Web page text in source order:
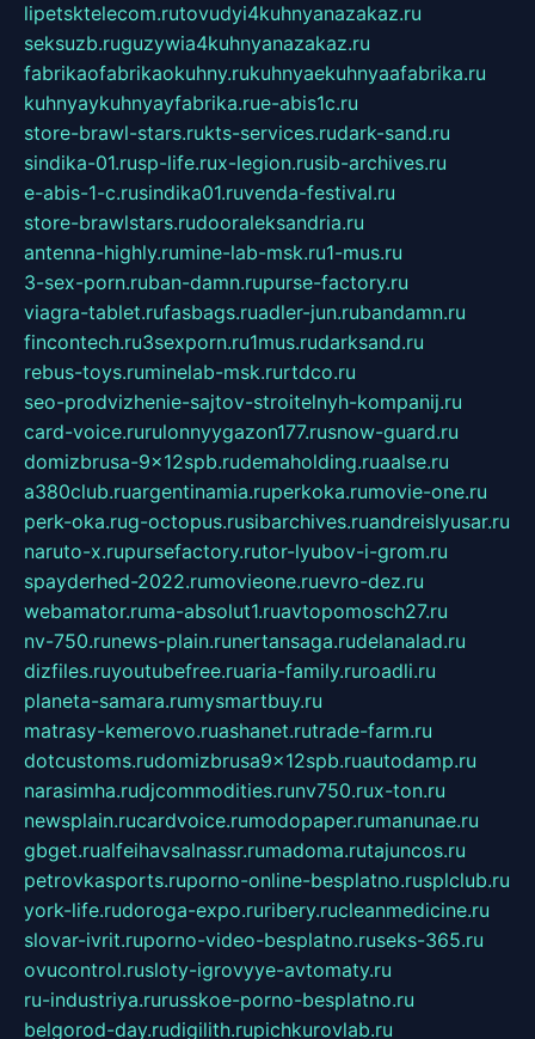
lipetsktelecom.rutovudyi4kuhnyanazakaz.ru
seksuzb.ruguzywia4kuhnyanazakaz.ru
fabrikaofabrikaokuhny.rukuhnyaekuhnyaafabrika.ru
kuhnyaykuhnyayfabrika.rue-abis1c.ru
store-brawl-stars.rukts-services.rudark-sand.ru
sindika-01.rusp-life.rux-legion.rusib-archives.ru
e-abis-1-c.rusindika01.ruvenda-festival.ru
store-brawlstars.rudooraleksandria.ru
antenna-highly.rumine-lab-msk.ru1-mus.ru
3-sex-porn.ruban-damn.rupurse-factory.ru
viagra-tablet.rufasbags.ruadler-jun.rubandamn.ru
fincontech.ru3sexporn.ru1mus.rudarksand.ru
rebus-toys.ruminelab-msk.rurtdco.ru
seo-prodvizhenie-sajtov-stroitelnyh-kompanij.ru
card-voice.rurulonnyygazon177.rusnow-guard.ru
domizbrusa-9x12spb.rudemaholding.ruaalse.ru
a380club.ruargentinamia.ruperkoka.rumovie-one.ru
perk-oka.rug-octopus.rusibarchives.ruandreislyusar.ru
naruto-x.rupursefactory.rutor-lyubov-i-grom.ru
spayderhed-2022.rumovieone.ruevro-dez.ru
webamator.ruma-absolut1.ruavtopomosch27.ru
nv-750.runews-plain.runertansaga.rudelanalad.ru
dizfiles.ruyoutubefree.ruaria-family.ruroadli.ru
planeta-samara.rumysmartbuy.ru
matrasy-kemerovo.ruashanet.rutrade-farm.ru
dotcustoms.rudomizbrusa9x12spb.ruautodamp.ru
narasimha.rudjcommodities.runv750.rux-ton.ru
newsplain.rucardvoice.rumodopaper.rumanunae.ru
gbget.rualfeihavsalnassr.rumadoma.rutajuncos.ru
petrovkasports.ruporno-online-besplatno.rusplclub.ru
york-life.rudoroga-expo.ruribery.rucleanmedicine.ru
slovar-ivrit.ruporno-video-besplatno.ruseks-365.ru
ovucontrol.rusloty-igrovyye-avtomaty.ru
ru-industriya.rurusskoe-porno-besplatno.ru
belgorod-day.rudigilith.rupichkurovlab.ru